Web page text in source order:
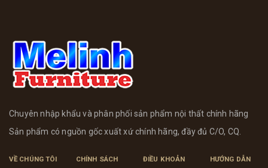
Chuyên nhập khẩu và phân phối sản phẩm nội thất chính hãng
Sản phẩm có nguồn gốc xuất xứ chính hãng, đầy đủ C/O, CQ.
VỀ CHÚNG TÔI CHÍNH SÁCH ĐIỀU KHOẢN HƯỚNG DẪN